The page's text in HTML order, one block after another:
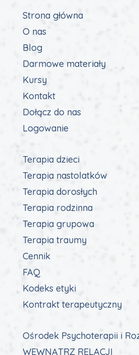
Strona główna
O nas
Blog
Darmowe materiały
Kursy
Kontakt
Dołącz do nas
Logowanie
Terapia dzieci
Terapia nastolatków
Terapia dorosłych
Terapia rodzinna
Terapia grupowa
Terapia traumy
Cennik
FAQ
Kodeks etyki
Kontrakt terapeutyczny
Ośrodek Psychoterapii i
WEWNĄTRZ RELACJI